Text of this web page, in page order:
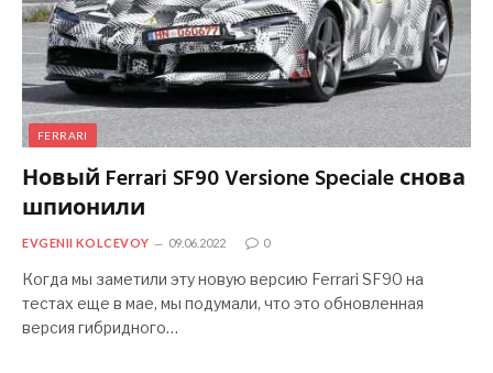
FERRARI
Новый Ferrari SF90 Versione Speciale снова
шпионили
EVGENII KOLCEVOY 09.06.2022 0
Когда мы заметили эту новую версию Ferrari SF90 на
тестах еще в мае, мы подумали, что это обновленная
версия гибридного…